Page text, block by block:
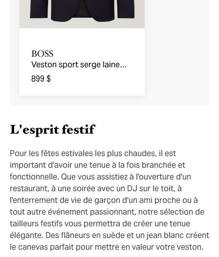
BOSS
Veston sport serge laine
vierge coupe-ajustée
899 $
L'esprit festif
Pour les fêtes estivales les plus chaudes, il est
important d'avoir une tenue à la fois branchée et
fonctionnelle. Que vous assistiez à l'ouverture d'un
restaurant, à une soirée avec un DJ sur le toit, à
l'enterrement de vie de garçon d'un ami proche ou à
tout autre événement passionnant, notre sélection de
tailleurs festifs vous permettra de créer une tenue
élégante. Des flâneurs en suède et un jean blanc créent
le canevas parfait pour mettre en valeur votre veston.